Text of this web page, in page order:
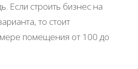
Если строить бизнес на
то стоит
помещения от 100 до